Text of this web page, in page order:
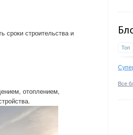
Топ
Все
сроки строительства и
отоплением,